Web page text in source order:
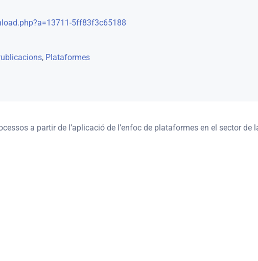
5ff83f3c65188
, Plataformes
a partir de l’aplicació de l’enfoc de plataformes en el sector de